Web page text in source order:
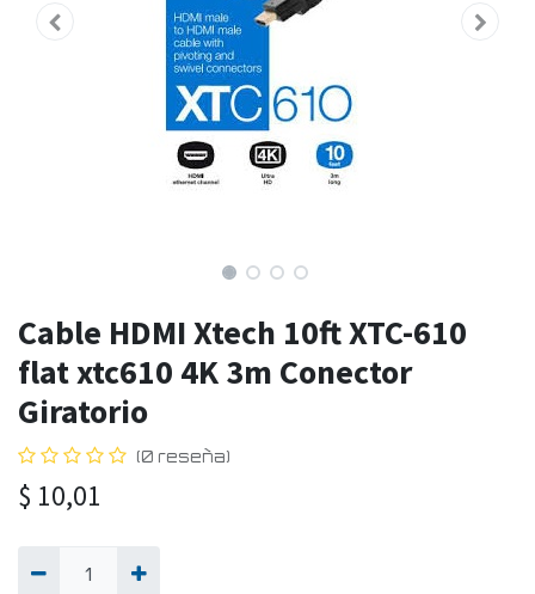
Cable HDMI Xtech 10ft XTC-610
flat xtc610 4K 3m Conector
Giratorio
(0 reseña)
$ 10,01